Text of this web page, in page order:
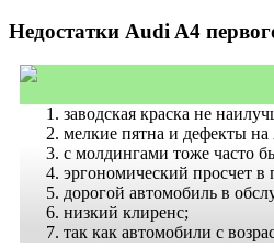
Недостатки Audi A4
заводская краска не
мелкие пятна и дефекты
с молдингами тоже часто
эргономический просчет в
дорогой автомобиль в
низкий клиренс;
так как автомобили с